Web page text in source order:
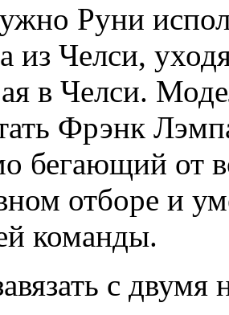
Руни
из Челси,
в Челси.
Фрэнк
бегающий от
отборе и
команды.
с